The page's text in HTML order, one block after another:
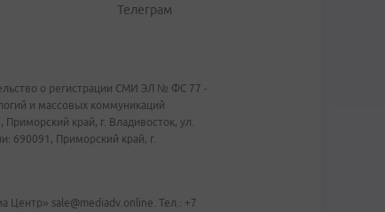
Телеграм
о регистрации СМИ ЭЛ № ФС 77 -
и массовых коммуникаций
край, г. Владивосток, ул.
690091, Приморский край, г.
Центр» sale@mediadv.online. Тел.: +7